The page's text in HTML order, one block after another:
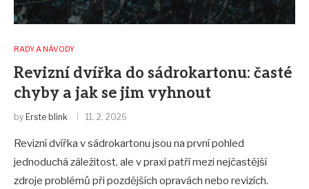
RADY A NÁVODY
Revizní dvířka do sádrokartonu: časté
chyby a jak se jim vyhnout
by Erste blink 11. 2. 2026
Revizní dvířka v sádrokartonu jsou na první pohled
jednoduchá záležitost, ale v praxi patří mezi nejčastější
zdroje problémů při pozdějších opravách nebo revizích.